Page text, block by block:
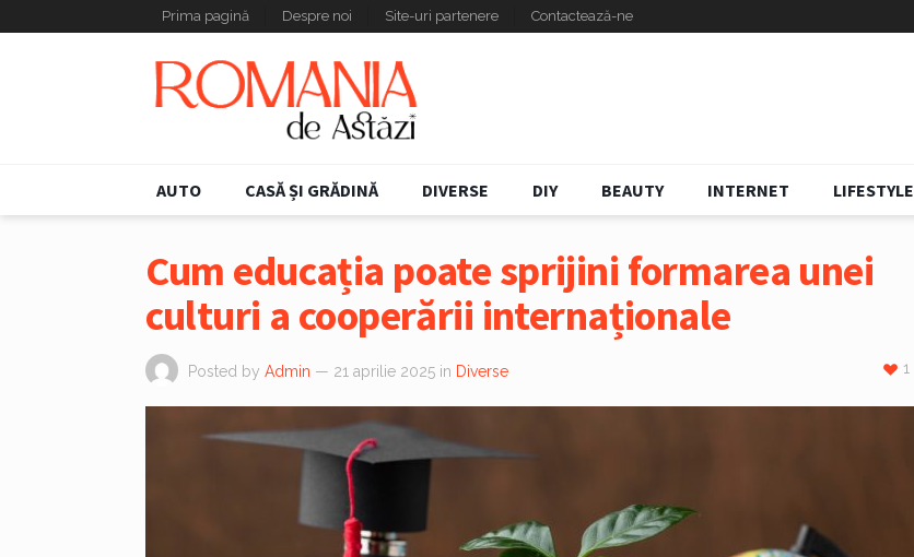
Prima pagină Despre noi Site-uri partenere Contactează-ne
AUTO CASĂ ȘI GRĂDINĂ DIVERSE DIY BEAUTY INTERNET LIFESTYLE
Cum educația poate sprijini formarea unei
culturi a cooperării internaționale
Posted by Admin — 21 aprilie 2025 in Diverse 1